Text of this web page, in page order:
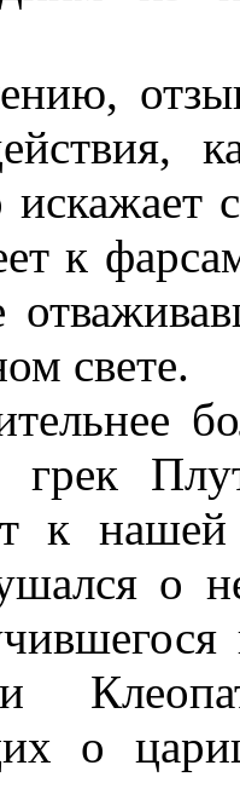
отзыв
к
свете.
грек
к
о
о